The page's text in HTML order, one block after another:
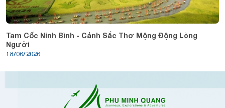
Tam Cốc Ninh Bình - Cảnh Sắc Thơ Mộng Động Lòng
Người
18/06/2026